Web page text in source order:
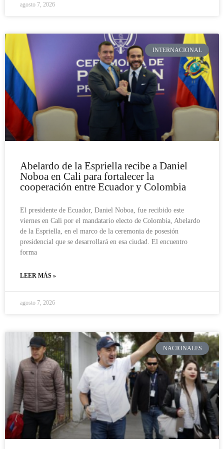
agosto 7, 2026
INTERNACIONAL
Abelardo de la Espriella recibe a Daniel
Noboa en Cali para fortalecer la
cooperación entre Ecuador y Colombia
El presidente de Ecuador, Daniel Noboa, fue recibido este
viernes en Cali por el mandatario electo de Colombia, Abelardo
de la Espriella, en el marco de la ceremonia de posesión
presidencial que se desarrollará en esa ciudad. El encuentro
forma
LEER MÁS »
agosto 7, 2026
NACIONALES